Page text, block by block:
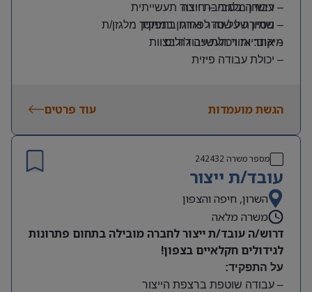
– עבודה בסביבת ייצור תעשייתית
– שמירה על סדר וארגון במחסן
– רישיון מלגזה – חובה
– ניסיון של שנה לפחות בתפקיד מלגזן/ת
– אחריות ויכולת עבודה בצוות
– יכולת עבודה פיזית
משמרות:
שעות נוספות לפי צורך
תנאים:
סיבוס
קרן השתלמות
מיקום: אזור תעשייה ג’וליס
הגשת מועמדות עוד פרטים
מספר משרה 242432
עובד/ת ייצור
השרון, חיפה והצפון
משרה מלאה
דרוש/ה עובד/ת ייצור לחברה מובילה בתחום פתרונות
לגידולים חקלאיים בצפון!
על התפקיד:
– עבודה שוטפת ברצפת הייצור